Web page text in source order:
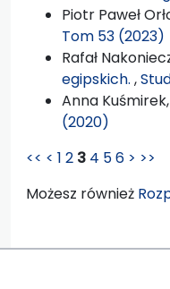
Piotr Paweł
Tom 53 (2023)
Rafał
egipskich. ,
Anna Kuśmirek,
(2020)
<< < 1 2 3 4 56 > >>
Możesz również